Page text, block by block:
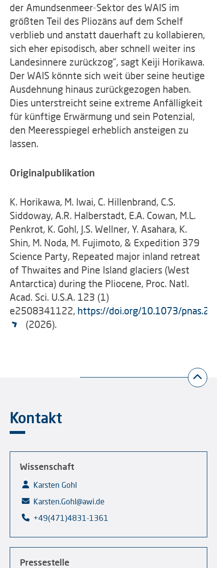
der Amundsenmeer-Sektor des WAIS im
größten Teil des Pliozäns auf dem Schelf
verblieb und anstatt dauerhaft zu kollabieren,
sich eher episodisch, aber schnell weiter ins
Landesinnere zurückzog“, sagt Keiji Horikawa.
Der WAIS könnte sich weit über seine heutige
Ausdehnung hinaus zurückgezogen haben.
Dies unterstreicht seine extreme Anfälligkeit
für künftige Erwärmung und sein Potenzial,
den Meeresspiegel erheblich ansteigen zu
lassen.
Originalpublikation
K. Horikawa, M. Iwai, C. Hillenbrand, C.S.
Siddoway, A.R. Halberstadt, E.A. Cowan, M.L.
Penkrot, K. Gohl, J.S. Wellner, Y. Asahara, K.
Shin, M. Noda, M. Fujimoto, & Expedition 379
Science Party, Repeated major inland retreat
of Thwaites and Pine Island glaciers (West
Antarctica) during the Pliocene, Proc. Natl.
Acad. Sci. U.S.A. 123 (1)
e2508341122, https://doi.org/10.1073/
(2026).
Kontakt
Wissenschaft
Karsten Gohl
Karsten.Gohl@awi.de
+49(471)4831-1361
Pressestelle